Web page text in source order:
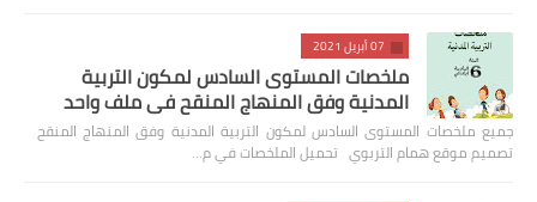
07 أبريل 2021
ملخصات المستوى السادس لمكون التربية
المدنية وفق المنهاج المنقح في ملف واحد
جميع ملخصات المستوى السادس لمكون التربية المدنية وفق المنهاج المنقح
تصميم موقع همام التربوي تحميل الملخصات في م…